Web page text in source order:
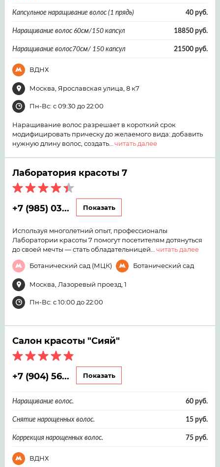
Капсульное наращивание волос (1 прядь) 40 руб.
Наращивание волос 60см/150 капсул 18850 руб.
Наращивание волос70см/ 150 капсул 21500 руб.
ВДНХ
Москва, Ярославская улица, 8 к7
Пн-Вс: с 09:30 до 22:00
Наращивание волос разрешает в короткий срок
модифицировать прическу до желаемого вида: добавить
нужную длину волос, создать… читать далее
Лаборатория красоты 7
+7 (985) 03... Показать
Используя многолетний опыт, профессионалы
Лаборатории красоты 7 помогут посетителям дотянуться
до своей мечты — стать обладательницей… читать далее
Ботанический сад (МЦК) Ботанический сад
Москва, Лазоревый проезд, 1
Пн-Вс: с 10:00 до 22:00
Салон красоты "Сияй"
+7 (904) 56... Показать
Наращивание волос. 60 руб.
Снятие нарощенных волос. 15 руб.
Коррекция нарощенных волос. 75 руб.
ВДНХ